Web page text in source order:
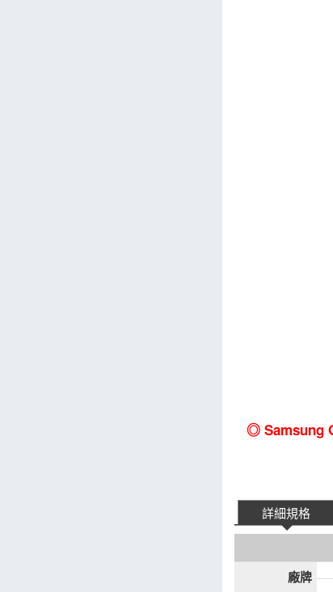
◎ Samsung
詳細規格
廠牌